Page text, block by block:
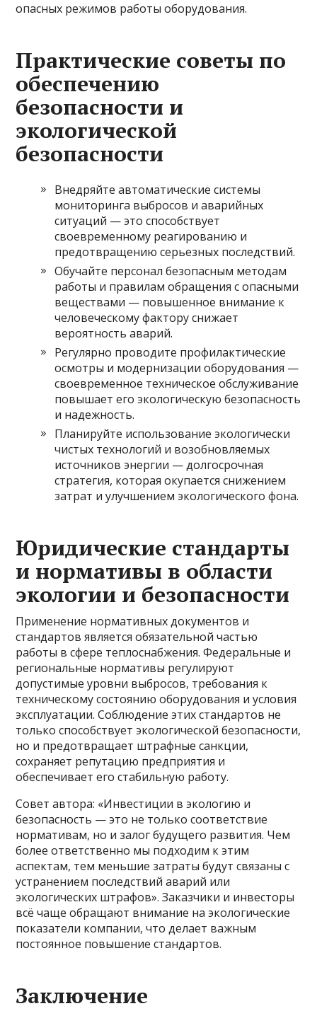
опасных режимов работы оборудования.
Практические советы по
обеспечению
безопасности и
экологической
безопасности
Внедряйте автоматические системы
мониторинга выбросов и аварийных
ситуаций — это способствует
своевременному реагированию и
предотвращению серьезных последствий.
Обучайте персонал безопасным методам
работы и правилам обращения с опасными
веществами — повышенное внимание к
человеческому фактору снижает
вероятность аварий.
Регулярно проводите профилактические
осмотры и модернизации оборудования —
своевременное техническое обслуживание
повышает его экологическую безопасность
и надежность.
Планируйте использование экологически
чистых технологий и возобновляемых
источников энергии — долгосрочная
стратегия, которая окупается снижением
затрат и улучшением экологического фона.
Юридические стандарты
и нормативы в области
экологии и безопасности
Применение нормативных документов и
стандартов является обязательной частью
работы в сфере теплоснабжения. Федеральные и
региональные нормативы регулируют
допустимые уровни выбросов, требования к
техническому состоянию оборудования и условия
эксплуатации. Соблюдение этих стандартов не
только способствует экологической безопасности,
но и предотвращает штрафные санкции,
сохраняет репутацию предприятия и
обеспечивает его стабильную работу.
Совет автора: «Инвестиции в экологию и
безопасность — это не только соответствие
нормативам, но и залог будущего развития. Чем
более ответственно мы подходим к этим
аспектам, тем меньшие затраты будут связаны с
устранением последствий аварий или
экологических штрафов». Заказчики и инвесторы
всё чаще обращают внимание на экологические
показатели компании, что делает важным
постоянное повышение стандартов.
Заключение